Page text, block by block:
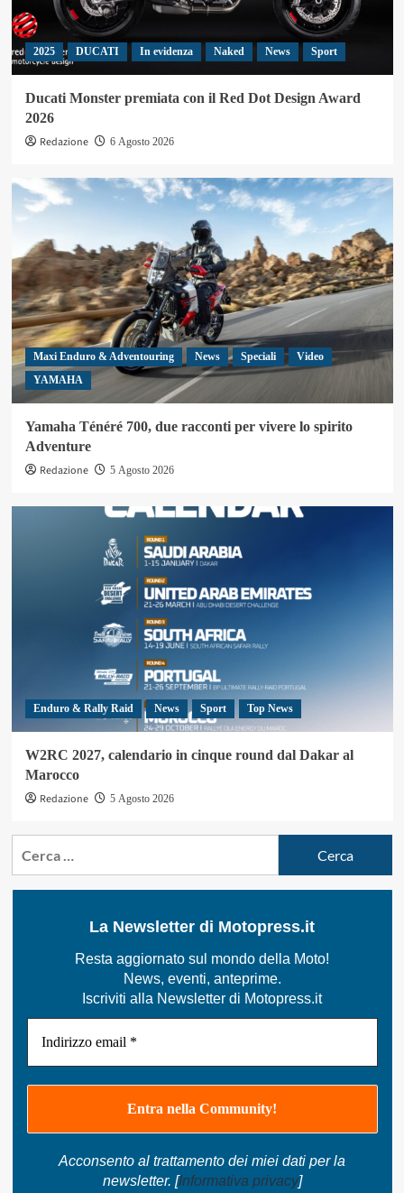
2025 DUCATI In evidenza Naked News Sport
Ducati Monster premiata con il Red Dot Design Award
2026
Redazione
6 Agosto 2026
Maxi Enduro & Adventouring News Speciali
Video
YAMAHA
Yamaha Ténéré 700, due racconti per vivere lo spirito
Adventure
Redazione
5 Agosto 2026
Enduro & Rally Raid News Sport Top News
W2RC 2027, calendario in cinque round dal Dakar al
Marocco
Redazione
5 Agosto 2026
La Newsletter di Motopress.it
Resta aggiornato sul mondo della Moto!
News, eventi, anteprime.
Iscriviti alla Newsletter di Motopress.it
Acconsento al trattamento dei miei dati per la
newsletter. [Informativa privacy]